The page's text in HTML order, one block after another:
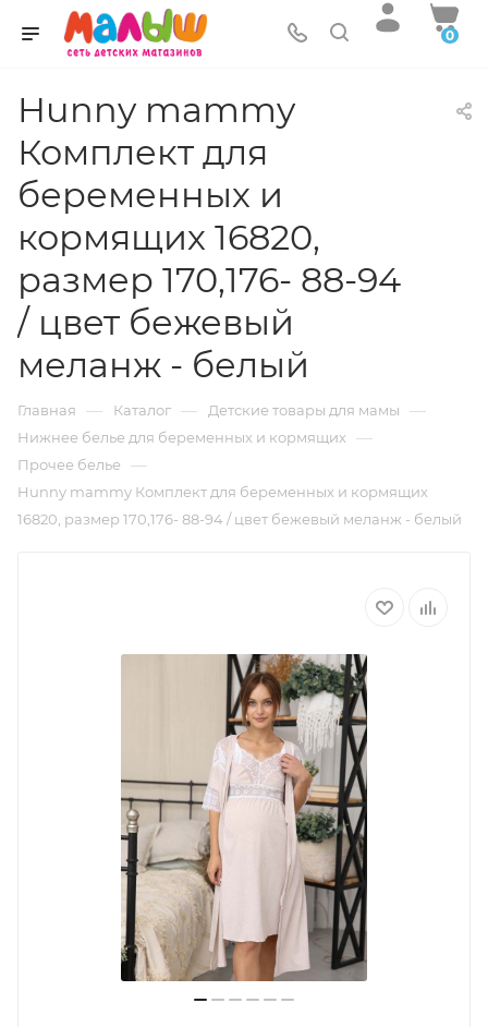
0
Hunny mammy
Комплект для
беременных и
кормящих 16820,
размер 170,176- 88-94
/ цвет бежевый
меланж - белый
Главная — Каталог — Детские товары для мамы —
Нижнее белье для беременных и кормящих —
Прочее белье —
Hunny mammy Комплект для беременных и кормящих
16820, размер 170,176- 88-94 / цвет бежевый меланж - белый